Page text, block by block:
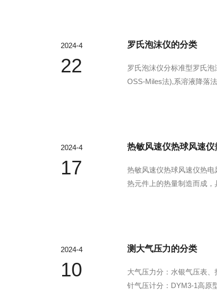
2024-4
22
罗氏泡沫仪的分类
罗氏泡沫仪分标准型罗氏
OSS-Miles法),系溶液降落
2024-4
17
热敏风速仪热球风速
热敏风速仪热球风速仪热
热元件上的热量制造而成
2024-4
10
测大气压力的分类
大气压力分：水银气压表
针气压计分：DYM3-1高原